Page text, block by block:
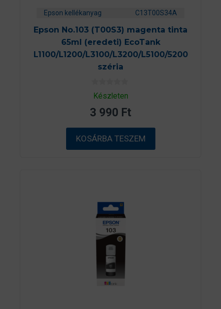
Epson kellékanyag C13T00S34A
Epson No.103 (T00S3) magenta tinta
65ml (eredeti) EcoTank
L1100/L1200/L3100/L3200/L5100/5200
széria
0
a
5
b
ő
l
Készleten
3 990 Ft
KOSÁRBA TESZEM